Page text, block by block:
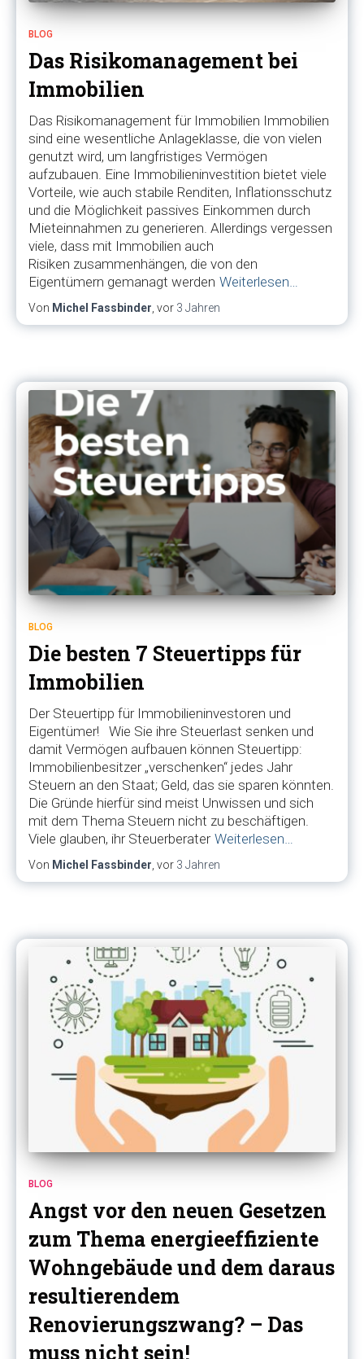
BLOG
Das Risikomanagement bei
Immobilien
Das Risikomanagement für Immobilien Immobilien
sind eine wesentliche Anlageklasse, die von vielen
genutzt wird, um langfristiges Vermögen
aufzubauen. Eine Immobilieninvestition bietet viele
Vorteile, wie auch stabile Renditen, Inflationsschutz
und die Möglichkeit passives Einkommen durch
Mieteinnahmen zu generieren. Allerdings vergessen
viele, dass mit Immobilien auch
Risiken zusammenhängen, die von den
Eigentümern gemanagt werden Weiterlesen…
Von Michel Fassbinder , vor 3 Jahren
BLOG
Die besten 7 Steuertipps für
Immobilien
Der Steuertipp für Immobilieninvestoren und
Eigentümer! Wie Sie ihre Steuerlast senken und
damit Vermögen aufbauen können Steuertipp:
Immobilienbesitzer „verschenken“ jedes Jahr
Steuern an den Staat; Geld, das sie sparen könnten.
Die Gründe hierfür sind meist Unwissen und sich
mit dem Thema Steuern nicht zu beschäftigen.
Viele glauben, ihr Steuerberater Weiterlesen…
Von Michel Fassbinder , vor 3 Jahren
BLOG
Angst vor den neuen Gesetzen
zum Thema energieeffiziente
Wohngebäude und dem daraus
resultierendem
Renovierungszwang? – Das
muss nicht sein!